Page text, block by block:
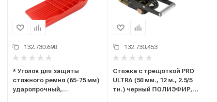
132.730.698
* Уголок для защиты
стяжного ремня (65-75 мм)
ударопрочный,
132.730.453
Стяжка с трещоткой PRO
ULTRA (50 мм., 12 м., 2.5/5
тн.) черный ПОЛИЭФИР,